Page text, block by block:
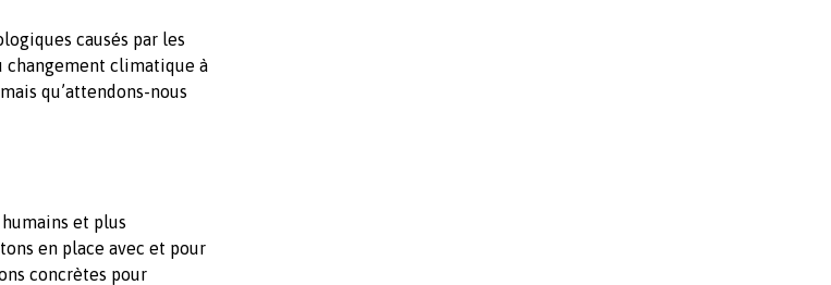
causés par les
changement climatique à
qu’attendons-nous
et plus
en place avec et pour
concrètes pour